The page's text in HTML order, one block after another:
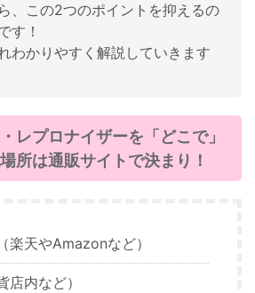
、この2つのポイントを抑えるの
す！
わかりやすく解説していきます
レプロナイザーを「どこで」
所は通販サイトで決まり！
楽天やAmazonなど）
店内など）